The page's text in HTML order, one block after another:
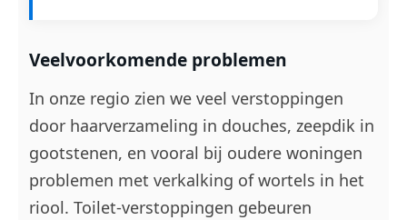
Veelvoorkomende problemen
In onze regio zien we veel verstoppingen
door haarverzameling in douches, zeepdik in
gootstenen, en vooral bij oudere woningen
problemen met verkalking of wortels in het
riool. Toilet-verstoppingen gebeuren